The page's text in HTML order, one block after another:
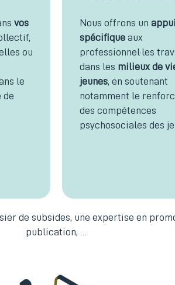
vos
ou
le
de
Nous offrons un appui
spécifique aux
professionnel·les
dans les milieux de
jeunes, en soutenant
notamment le
des compétences
psychosociales des
de subsides, une expertise en
publication, …